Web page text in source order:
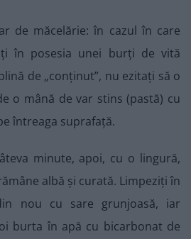
de măcelărie: în cazul în care
în posesia unei burți de vită
de „conținut”, nu ezitați să o
o mână de var stins (pastă) cu
întreaga suprafață.
minute, apoi, cu o lingură,
albă și curată. Limpeziți în
nou cu sare grunjoasă, iar
burta în apă cu bicarbonat de